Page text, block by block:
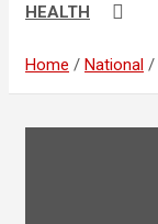
HEALTH
Home National